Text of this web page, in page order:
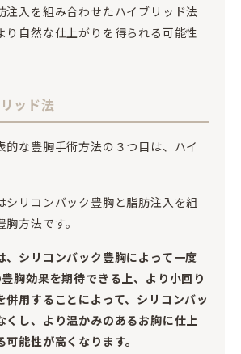
注入を組み合わせたハイブリッド法
り自然な仕上がりを得られる可能性
ッド法
的な豊胸手術方法の３つ目は、ハイ
シリコンバック豊胸と脂肪注入を組
方法です。
、シリコンバック豊胸によって一度
胸効果を期待できる上、より小回り
併用することによって、シリコンバッ
くし、より温かみのあるお胸に仕上
能性が高くなります。